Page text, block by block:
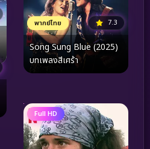
พากย์ไทย 7.3
Song Sung Blue (2025)
บทเพลงสีเศร้า
Full HD